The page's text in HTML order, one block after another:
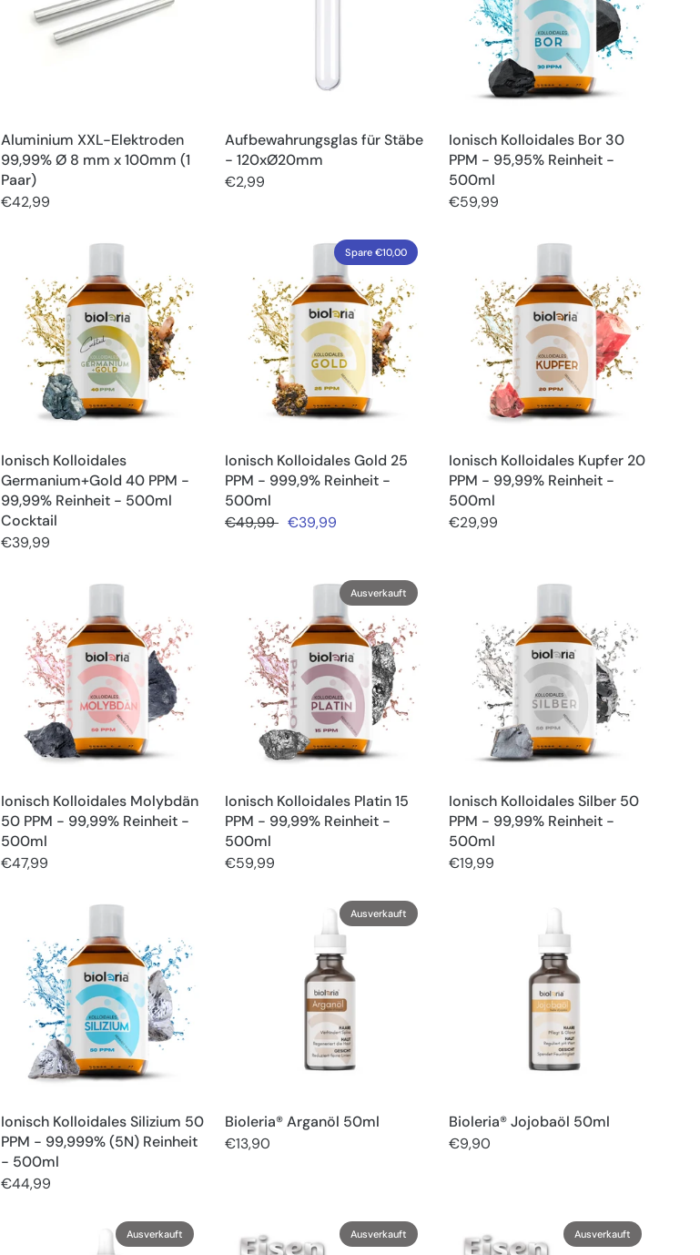
Aluminium XXL-Elektroden
99,99% Ø 8 mm x 100mm (1
Paar)
€42,99
Aufbewahrungsglas für Stäbe
- 120xØ20mm
€2,99
Ionisch Kolloidales Bor 30
PPM - 95,95% Reinheit -
500ml
€59,99
Ionisch Kolloidales
Germanium+Gold 40 PPM -
99,99% Reinheit - 500ml
Cocktail
€39,99
Spare €10,00
Ionisch Kolloidales Gold 25
PPM - 999,9% Reinheit -
500ml
€49,99 €39,99
Ionisch Kolloidales Kupfer 20
PPM - 99,99% Reinheit -
500ml
€29,99
Ionisch Kolloidales Molybdän
50 PPM - 99,99% Reinheit -
500ml
€47,99
Ausverkauft
Ionisch Kolloidales Platin 15
PPM - 99,99% Reinheit -
500ml
€59,99
Ionisch Kolloidales Silber 50
PPM - 99,99% Reinheit -
500ml
€19,99
Ionisch Kolloidales Silizium 50
PPM - 99,999% (5N) Reinheit
- 500ml
€44,99
Ausverkauft
Bioleria® Arganöl 50ml
€13,90
Bioleria® Jojobaöl 50ml
€9,90
Ausverkauft Ausverkauft Ausverkauft